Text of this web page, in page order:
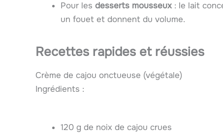
Pour les desserts mousseux: le lait
un fouet et donnent du volume.
Recettes rapides et réussies
Crème de cajou onctueuse (végétale)
Ingrédients :
120 g de noix de cajou crues